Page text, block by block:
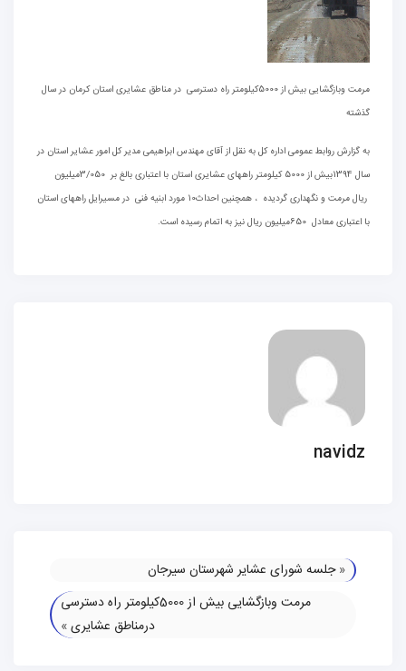
مرمت وبازگشایی بیش از 5000کیلومتر راه دسترسی در مناطق عشایری استان کرمان در سال
گذشته
به گزارش روابط عمومی اداره کل به نقل از آقای مهندس ابراهیمی مدیر کل امور عشایر استان در
سال 1394بیش از 5000 کیلومتر راههای عشایری استان با اعتباری بالغ بر 3/050میلیون
ریال مرمت و نگهداری گردیده ، همچنین احداث10 مورد ابنیه فنی در مسیرایل راههای استان
با اعتباری معادل 650میلیون ریال نیز به اتمام رسیده است.
navidz
«جلسه شورای عشایر شهرستان سیرجان
مرمت وبازگشایی بیش از 5000کیلومتر راه دسترسی
درمناطق عشایری»